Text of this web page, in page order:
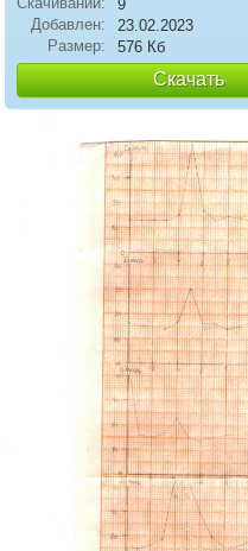
9
Добавлен:
23.02.2023
Размер:
576 Кб
Скачать